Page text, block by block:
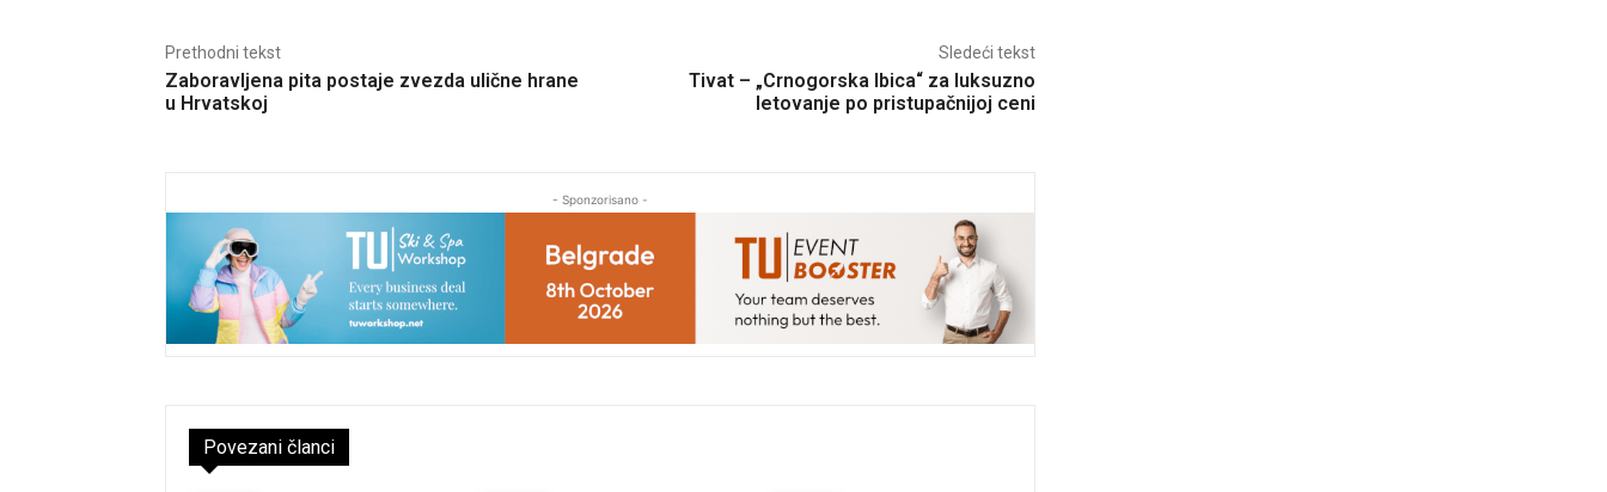
Prethodni tekst
Zaboravljena pita postaje zvezda ulične hrane
u Hrvatskoj
Sledeći tekst
Tivat – „Crnogorska Ibica“ za luksuzno
letovanje po pristupačnijoj ceni
- Sponzorisano -
Povezani članci